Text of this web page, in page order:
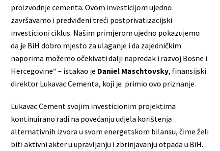
proizvodnje cementa. Ovom investicijom ujedno
završavamo i predviđeni treći postprivatizacijski
investicioni ciklus. Našim primjerom ujedno pokazujemo
da je BiH dobro mjesto za ulaganje i da zajedničkim
naporima možemo očekivati dalji napredak i razvoj Bosne i
Hercegovine“ – istakao je Daniel Maschtovsky, finansijski
direktor Lukavac Cementa, koji je primio ovo priznanje.
Lukavac Cement svojim investicionim projektima
kontinuirano radi na povećanju udjela korištenja
alternativnih izvora u svom energetskom bilansu, čime želi
biti aktivni akter u upravljanju i zbrinjavanju otpada u BiH.